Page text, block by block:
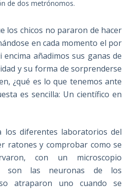
de dos metrónomos.
los chicos no pararon de hacer
en cada momento el por
encima añadimos sus ganas de
y su forma de sorprenderse
¿qué es lo que tenemos ante
es sencilla: Un científico en
los diferentes laboratorios del
ratones y comprobar como se
con un microscopio
son las neuronas de los
atraparon uno cuando se